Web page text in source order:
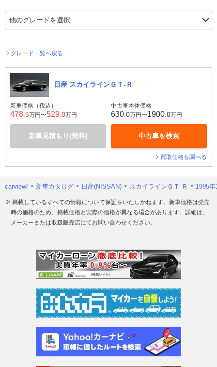
グレード一覧へ戻る
日産 スカイラインＧＴ‐Ｒ
新車価格（税込）
478 .5万円〜529 .0万円
新車見積もり(無料)
中古車本体価格
630 .0万円〜1900 .0万円
中古車を検索
買取価格を調べる
carview! 新車カタログ 日産(NISSAN) スカイラインＧＴ‐Ｒ 1995
※ 掲載しているすべての情報について保証をいたしかねます。新車価格は発売
時の価格のため、掲載価格と実際の価格が異なる場合があります。詳細は、
メーカーまたは取扱販売店にてお問い合わせください。